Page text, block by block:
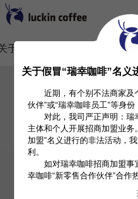
于我们 Investor Relation
关于假冒“瑞幸咖啡”名义
近期，有个别不法商家及
伙伴”或“瑞幸咖啡员工”等身
对此，我司严正声明：
主体和个人开展招商加盟业务
加盟”名义进行的非法活动，
利。
如对瑞幸咖啡招商加盟
幸咖啡“新零售合作伙伴”合作